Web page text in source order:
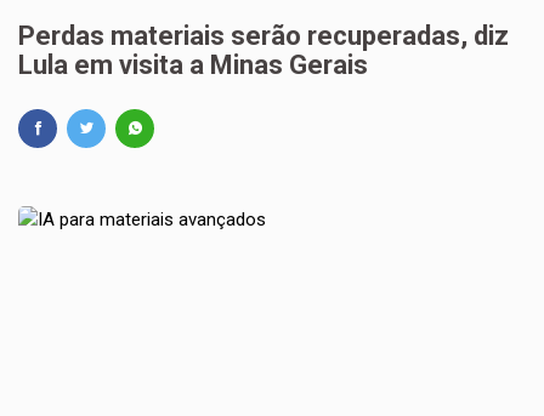
Perdas materiais serão recuperadas, diz
Lula em visita a Minas Gerais